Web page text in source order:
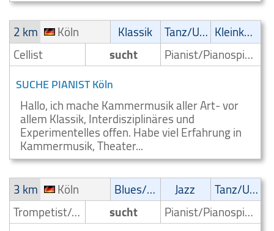
2 km
Köln Klassik Tanz/Unterhaltungsmusik
Kleinkunst/Variétés
Cellist
sucht Pianist/Pianospieler
SUCHE PIANIST Köln
Hallo, ich mache Kammermusik aller Art- vor
allem Klassik, Interdisziplinäres und
Experimentelles offen. Habe viel Erfahrung in
Kammermusik, Theater...
3 km
Köln Blues/Swing Jazz
Tanz/Unterhaltungsmusik
Trompetist/Trompeter
sucht Pianist/Pianospieler